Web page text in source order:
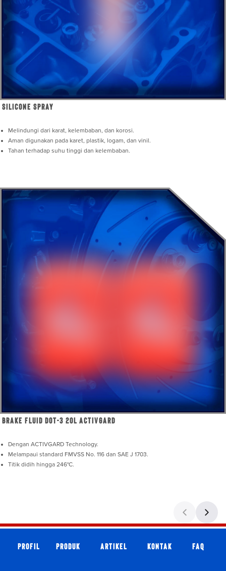
Silicone Spray
Melindungi dari karat, kelembaban, dan korosi.
Aman digunakan pada karet, plastik, logam, dan vinil.
Tahan terhadap suhu tinggi dan kelembaban.
Brake Fluid DOT-3 20L ActivGard
Dengan ACTIVGARD Technology.
Melampaui standard FMVSS No. 116 dan SAE J 1703.
Titik didih hingga 246°C.
Profil Produk Artikel Kontak faq